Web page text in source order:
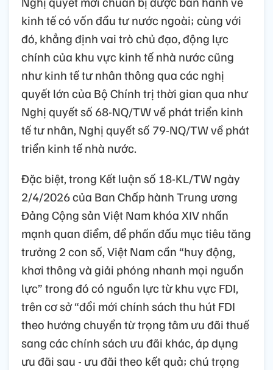
kinh tế có vốn đầu tư nước ngoài; cùng với
đó, khẳng định vai trò chủ đạo, động lực
chính của khu vực kinh tế nhà nước cũng
như kinh tế tư nhân thông qua các nghị
quyết lớn của Bộ Chính trị thời gian qua như
Nghị quyết số 68-NQ/TW về phát triển kinh
tế tư nhân, Nghị quyết số 79-NQ/TW về phát
triển kinh tế nhà nước.
Đặc biệt, trong Kết luận số 18-KL/TW ngày
2/4/2026 của Ban Chấp hành Trung ương
Đảng Cộng sản Việt Nam khóa XIV nhấn
mạnh quan điểm, để phấn đấu mục tiêu tăng
trưởng 2 con số, Việt Nam cần “huy động,
khơi thông và giải phóng nhanh mọi nguồn
lực” trong đó có nguồn lực từ khu vực FDI,
trên cơ sở “đổi mới chính sách thu hút FDI
theo hướng chuyển từ trọng tâm ưu đãi thuế
sang các chính sách ưu đãi khác, áp dụng
ưu đãi sau - ưu đãi theo kết quả; chú trọng